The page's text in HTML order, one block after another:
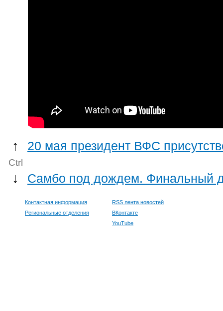
↑ 20 мая президент ВФС
Ctrl
↓ Самбо под дождем. Финальный
Контактная информация
Региональные отделения
RSS лента новостей
ВКонтакте
YouTube